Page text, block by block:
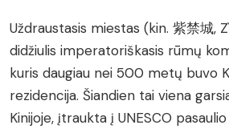
Uždraustasis miestas (kin. 紫禁城,
didžiulis imperatoriškasis rūmų
kuris daugiau nei 500 metų buvo
rezidencija. Šiandien tai viena
Kinijoje, įtraukta į UNESCO